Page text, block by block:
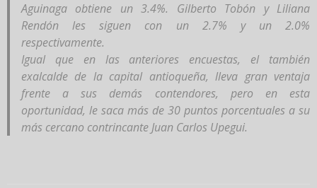
Aguinaga obtiene un 3.4%. Gilberto Tobón y Liliana
Rendón les siguen con un 2.7% y un 2.0%
respectivamente.
Igual que en las anteriores encuestas, el también
exalcalde de la capital antioqueña, lleva gran ventaja
frente a sus demás contendores, pero en esta
oportunidad, le saca más de 30 puntos porcentuales a su
más cercano contrincante Juan Carlos Upegui.